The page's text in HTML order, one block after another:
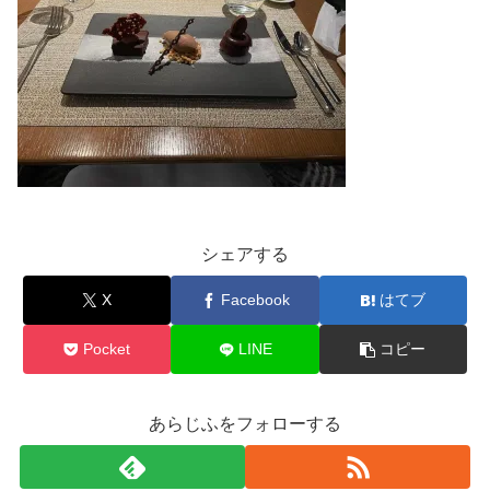
シェアする
X Facebook はてブ
Pocket LINE コピー
あらじふをフォローする